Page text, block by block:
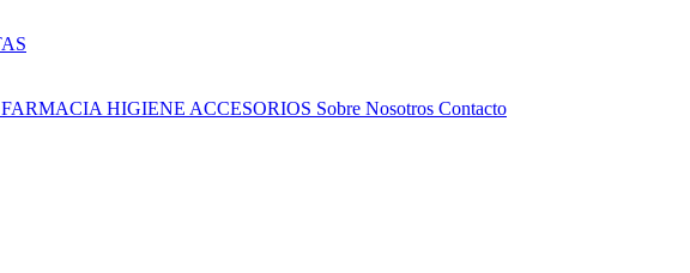
FARMACIA HIGIENE ACCESORIOS Sobre Nosotros Contacto